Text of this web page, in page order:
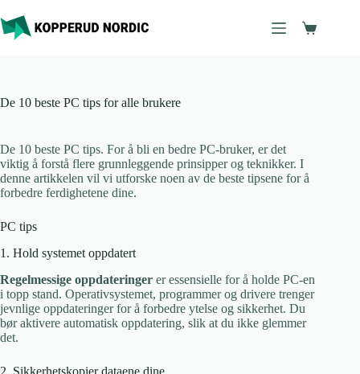
til
innholdet
De 10 beste PC tips for alle brukere
De 10 beste PC tips. For å bli en bedre PC-bruker, er det
viktig å forstå flere grunnleggende prinsipper og teknikker. I
denne artikkelen vil vi utforske noen av de beste tipsene for å
forbedre ferdighetene dine.
PC tips
1. Hold systemet oppdatert
Regelmessige oppdateringer er essensielle for å holde PC-en
i topp stand. Operativsystemet, programmer og drivere trenger
jevnlige oppdateringer for å forbedre ytelse og sikkerhet. Du
bør aktivere automatisk oppdatering, slik at du ikke glemmer
det.
2. Sikkerhetskopier dataene dine